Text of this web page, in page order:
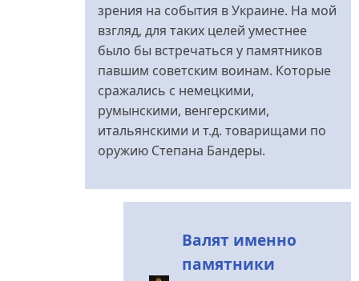
зрения на события в Украине. На мой
взгляд, для таких целей уместнее
было бы встречаться у памятников
павшим советским воинам. Которые
сражались с немецкими,
румынскими, венгерскими,
итальянскими и т.д. товарищами по
оружию Степана Бандеры.
Валят именно
памятники